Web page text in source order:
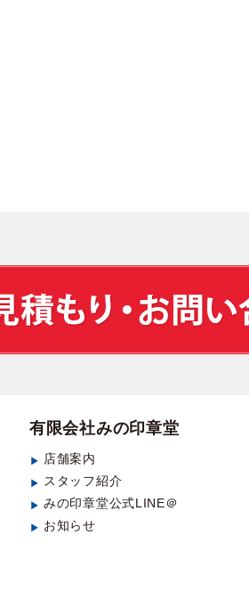
有限会社みの印章堂
店舗案内
スタッフ紹介
みの印章堂公式LINE＠
お知らせ